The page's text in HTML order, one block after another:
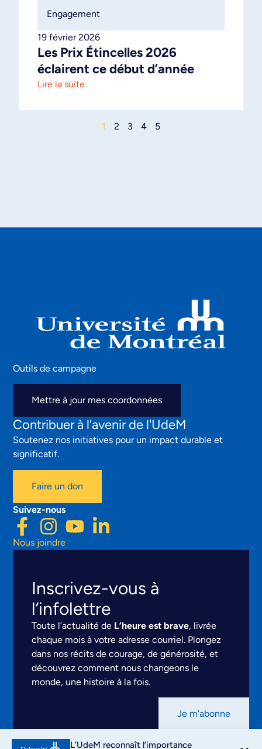
L’UdeM reconnaît l’importance
19 février 2026
Engagement
Les Prix Étincelles 2026
éclairent ce début d’année
Lire la suite
1 2 3 4 5
Outils de campagne
Mettre à jour mes coordonnées
Contribuer à l'avenir de l'UdeM
Soutenez nos initiatives pour un impact durable et
significatif.
Faire un don
Suivez-nous
Nous joindre
Inscrivez-vous à
l’infolettre
Toute l’actualité de L’heure est brave, livrée
chaque mois à votre adresse courriel. Plongez
dans nos récits de courage, de générosité, et
découvrez comment nous changeons le
monde, une histoire à la fois.
Je m'abonne
Mentions légales